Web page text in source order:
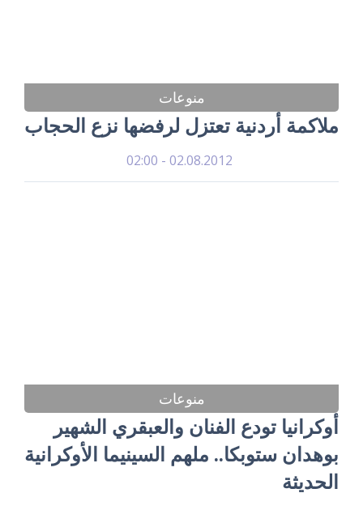
منوعات
ملاكمة أردنية تعتزل لرفضها نزع الحجاب
02.08.2012 - 02:00
منوعات
أوكرانيا تودع الفنان والعبقري الشهير
بوهدان ستوبكا.. ملهم السينيما الأوكرانية
الحديثة